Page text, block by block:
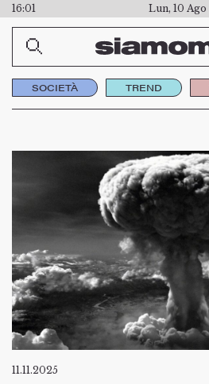
16:01 Lun, 10 Ago
SOCIETÀ TREND
11.11.2025